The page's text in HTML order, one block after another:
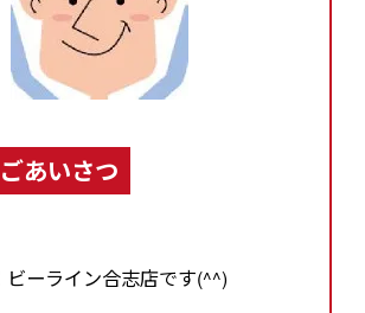
あいさつ
ビーライン合志店です(^^)